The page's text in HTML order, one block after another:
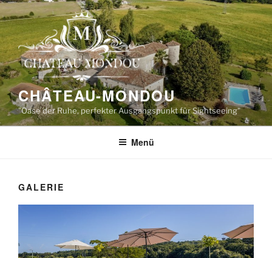
Zum
Inhalt
springen
CHÂTEAU-MONDOU
"Oase der Ruhe, perfekter Ausgangspunkt für Sightseeing"
Menü
GALERIE